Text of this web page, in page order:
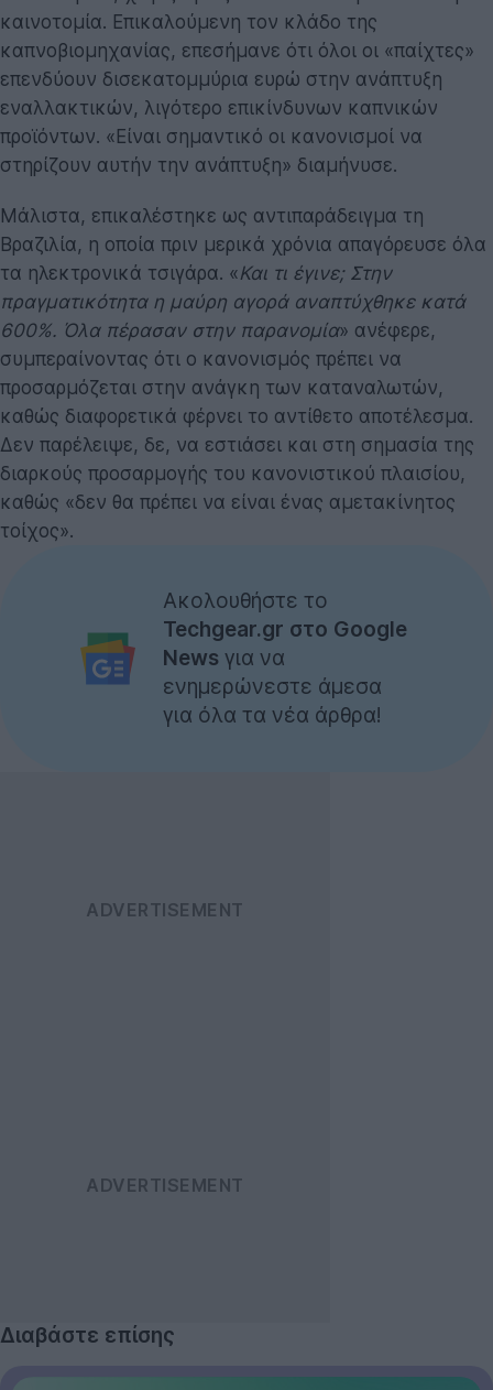
καινοτομία. Επικαλούμενη τον κλάδο της
καπνοβιομηχανίας, επεσήμανε ότι όλοι οι «παίχτες»
επενδύουν δισεκατομμύρια ευρώ στην ανάπτυξη
εναλλακτικών, λιγότερο επικίνδυνων καπνικών
προϊόντων. «Είναι σημαντικό οι κανονισμοί να
στηρίζουν αυτήν την ανάπτυξη» διαμήνυσε.
Μάλιστα, επικαλέστηκε ως αντιπαράδειγμα τη
Βραζιλία, η οποία πριν μερικά χρόνια απαγόρευσε όλα
τα ηλεκτρονικά τσιγάρα. «Και τι έγινε; Στην
πραγματικότητα η μαύρη αγορά αναπτύχθηκε κατά
600%. Όλα πέρασαν στην παρανομία» ανέφερε,
συμπεραίνοντας ότι ο κανονισμός πρέπει να
προσαρμόζεται στην ανάγκη των καταναλωτών,
καθώς διαφορετικά φέρνει το αντίθετο αποτέλεσμα.
Δεν παρέλειψε, δε, να εστιάσει και στη σημασία της
διαρκούς προσαρμογής του κανονιστικού πλαισίου,
καθώς «δεν θα πρέπει να είναι ένας αμετακίνητος
τοίχος».
Ακολουθήστε το
Techgear.gr στο Google
News για να
ενημερώνεστε άμεσα
για όλα τα νέα άρθρα!
Διαβάστε επίσης